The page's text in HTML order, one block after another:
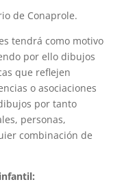
de Conaprole.
tendrá como motivo
por ello dibujos
que reflejen
o asociaciones
por tanto
personas,
combinación de